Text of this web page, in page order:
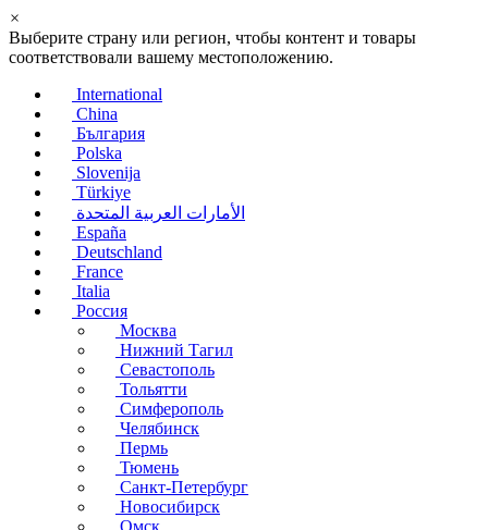
×
Выберите страну или регион, чтобы контент и товары
соответствовали вашему местоположению.
International
China
България
Polska
Slovenija
Türkiye
الأمارات العربية المتحدة
España
Deutschland
France
Italia
Россия
Москва
Нижний Тагил
Севастополь
Тольятти
Симферополь
Челябинск
Пермь
Тюмень
Санкт-Петербург
Новосибирск
Омск